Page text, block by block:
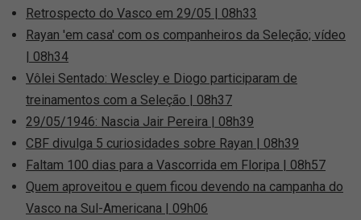
Retrospecto do Vasco em 29/05 | 08h33
Rayan 'em casa' com os companheiros da Seleção; vídeo
| 08h34
Vôlei Sentado: Wescley e Diogo participaram de
treinamentos com a Seleção | 08h37
29/05/1946: Nascia Jair Pereira | 08h39
CBF divulga 5 curiosidades sobre Rayan | 08h39
Faltam 100 dias para a Vascorrida em Floripa | 08h57
Quem aproveitou e quem ficou devendo na campanha do
Vasco na Sul-Americana | 09h06